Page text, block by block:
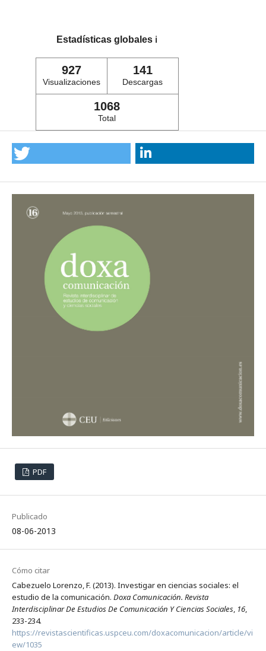
Estadísticas globales ℹ️
927
Visualizaciones
141
Descargas
1068
Total
PDF
Publicado
08-06-2013
Cómo citar
Cabezuelo Lorenzo, F. (2013). Investigar en ciencias sociales: el
estudio de la comunicación. Doxa Comunicación. Revista
Interdisciplinar De Estudios De Comunicación Y Ciencias Sociales, 16,
233-234.
https://revistascientificas.uspceu.com/doxacomunicacion/article/vi
ew/1035